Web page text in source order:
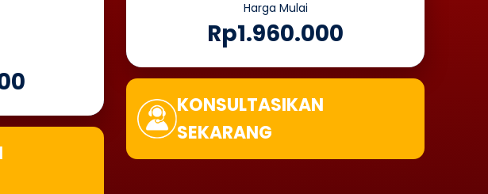
Harga Mulai
Rp1.960.000
KONSULTASIKAN
SEKARANG